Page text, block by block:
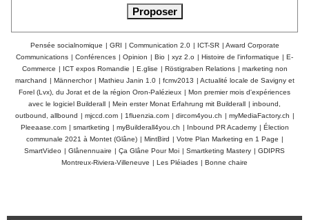
Pensée socialnomique | GRI | Communication 2.0 | ICT-SR | Award Corporate
Communications | Conférences | Opinion | Bio | xyz 2.o | Histoire de l'informatique | E-
Commerce | ICT expos Romandie | E.glise | Röstigraben Relations | marketing non
marchand | Männerchor | Mathieu Janin 1.0 | fcmv2013 | Actualité locale de Savigny et
Forel (Lvx), du Jorat et de la région Oron-Palézieux | Mon premier mois d'expériences
avec le logiciel Builderall | Mein erster Monat Erfahrung mit Builderall | inbound,
outbound, allbound | mjccd.com | 1fluenzia.com | dircom4you.ch | myMediaFactory.ch |
Pleeaase.com | smartketing | myBuilderall4you.ch | Inbound PR Academy | Élection
communale 2021 à Montet (Glâne) | MintBird | Votre Plan Marketing en 1 Page |
SmartVideo | Glânennuaire | Ça Glâne Pour Moi | Smartketing Mastery | GDIPRS
Montreux-Riviera-Villeneuve | Les Pléiades | Bonne chaire